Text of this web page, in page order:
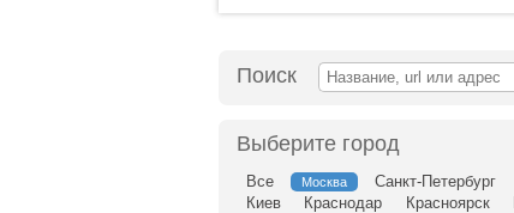
Поиск
Выберите город
Все Москва Санкт-Петербург
Киев
Краснодар Красноярск